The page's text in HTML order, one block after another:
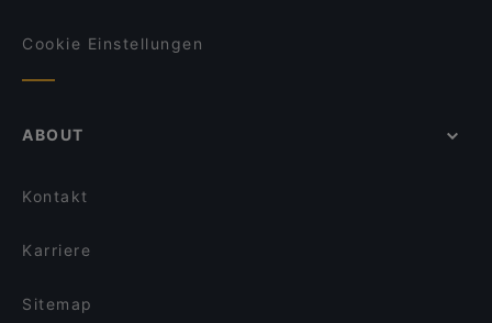
Cookie Einstellungen
ABOUT
Kontakt
Karriere
Sitemap